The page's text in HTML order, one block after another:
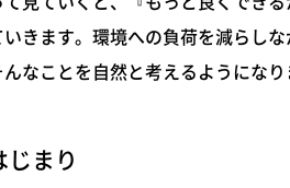
いきます。環境への負荷を減らし
なことを自然と考えるようになり
まり